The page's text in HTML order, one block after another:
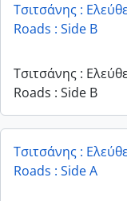
Τσιτσάνης :
Roads : Side B
Τσιτσάνης :
Roads : Side B
Τσιτσάνης :
Roads : Side A